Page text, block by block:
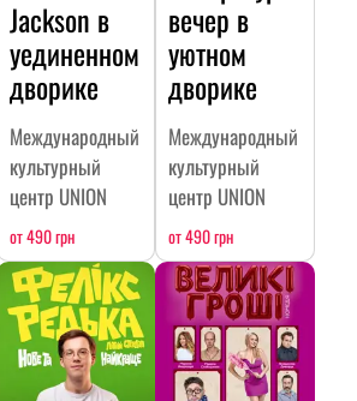
Jackson в
уединенном
дворике
Международный
культурный
центр UNION
от 490 грн
вечер в
уютном
дворике
Международный
культурный
центр UNION
от 490 грн